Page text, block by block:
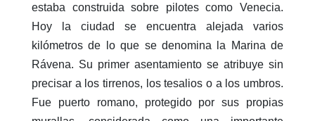
estaba construida sobre pilotes como Venecia.
Hoy la ciudad se encuentra alejada varios
kilómetros de lo que se denomina la Marina de
Rávena. Su primer asentamiento se atribuye sin
precisar a los tirrenos, los tesalios o a los umbros.
Fue puerto romano, protegido por sus propias